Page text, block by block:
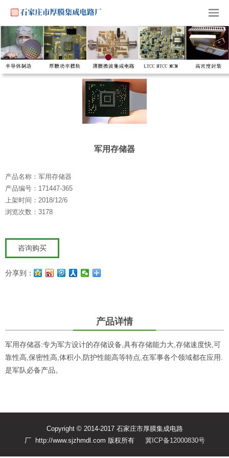
军用存储器
产品名称：军用存储器
产品编号：171447-365
上架时间：2018/12/6
浏览次数：3178
咨询购买
分享到：
产品详情
军用存储器:专为军方设计的存储设备,具有存储能力大,存储速度快,可
靠性高,保密性高,体积小,防护性能高等特点,在军事各个领域都在应用.
是军队必备产品。
Copyright © 2014-2017 石家庄市厚膜集成电路
厂 http://www.sjzhmdl.com 版权所有 冀ICP备12000830号